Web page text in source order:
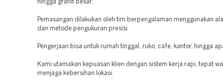
hingga granit besar.
Pemasangan dilakukan oleh tim berpengalaman menggunakan
dan metode pengukuran presisi.
Pengerjaan bisa untuk rumah tinggal, ruko, cafe, kantor, hingga
Kami utamakan kepuasan klien dengan sistem kerja rapi, tepat
menjaga kebersihan lokasi.